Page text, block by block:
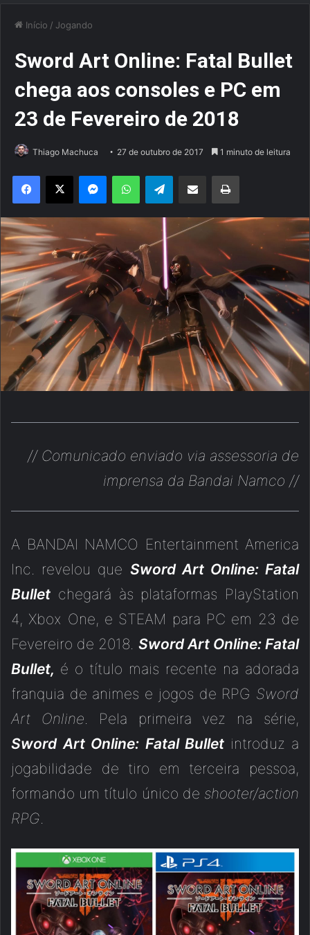
Início / Jogando
Sword Art Online: Fatal Bullet
chega aos consoles e PC em
23 de Fevereiro de 2018
Thiago Machuca 27 de outubro de 2017 1 minuto de leitura
// Comunicado enviado via assessoria de
imprensa da Bandai Namco //
A BANDAI NAMCO Entertainment America
Inc. revelou que Sword Art Online: Fatal
Bullet chegará às plataformas PlayStation
4, Xbox One, e STEAM para PC em 23 de
Fevereiro de 2018. Sword Art Online: Fatal
Bullet, é o título mais recente na adorada
franquia de animes e jogos de RPG Sword
Art Online . Pela primeira vez na série,
Sword Art Online: Fatal Bullet introduz a
jogabilidade de tiro em terceira pessoa,
formando um título único de shooter/action
RPG